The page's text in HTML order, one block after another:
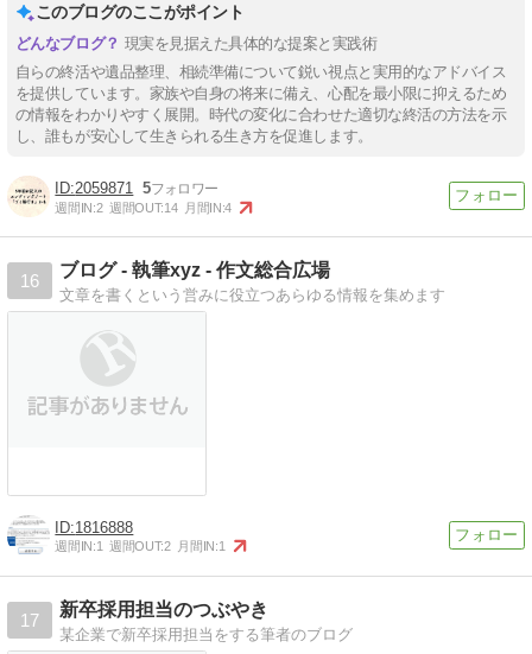
このブログのここがポイント
現実を見据えた具体的な提案と実践術
自らの終活や遺品整理、相続準備について鋭い視点と実用的なアドバイス
を提供しています。家族や自身の将来に備え、心配を最小限に抑えるため
の情報をわかりやすく展開。時代の変化に合わせた適切な終活の方法を示
し、誰もが安心して生きられる生き方を促進します。
2059871 5
週間IN:2 週間OUT:14 月間IN:4
16
ブログ - 執筆xyz - 作文総合広場
文章を書くという営みに役立つあらゆる情報を集めます
1816888
週間IN:1 週間OUT:2 月間IN:1
17
新卒採用担当のつぶやき
某企業で新卒採用担当をする筆者のブログ